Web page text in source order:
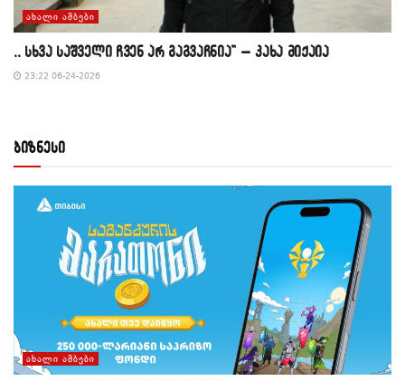
ᲐᲮᲐᲚᲘ ᲐᲛᲑᲔᲑᲘ
,, სხვა საშველი ჩვენ არ გაგვაჩნია” – კახა მიქაია
23:22 06-24-2026
ბიზნესი
ᲐᲮᲐᲚᲘ ᲐᲛᲑᲔᲑᲘ